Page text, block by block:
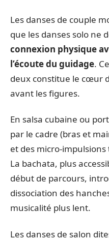
Les danses de couple
que les danses solo ne
connexion physique
l’écoute du guidage.
deux constitue le cœur
avant les figures.
En salsa cubaine ou
par le cadre (bras et
et des micro-
La bachata, plus
début de parcours,
dissociation des
musicalité plus lent.
Les danses de salon